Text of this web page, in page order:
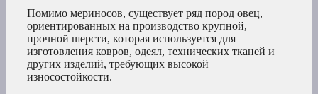
Помимо мериносов, существует ряд пород овец,
ориентированных на производство крупной,
прочной шерсти, которая используется для
изготовления ковров, одеял, технических тканей и
других изделий, требующих высокой
износостойкости.